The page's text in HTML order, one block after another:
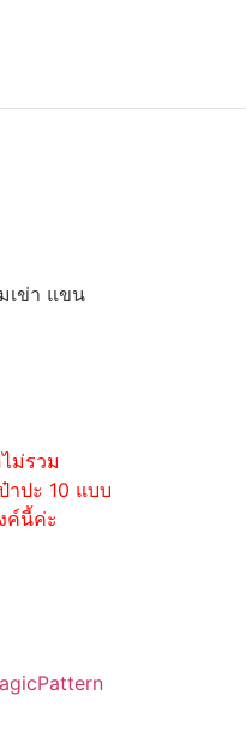
เข่า แขน
ม่รวม
าปะ 10 แบบ
ค์นี้ค่ะ